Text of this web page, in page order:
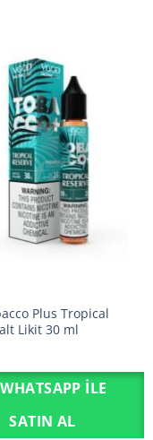
Plus Tropical
Likit 30 ml
WHATSAPP ILE
SATIN AL